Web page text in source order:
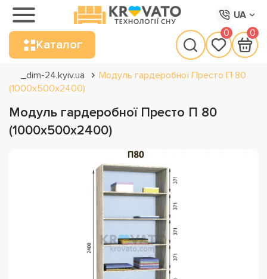
UA
Каталог
0 0
_dim-24.kyiv.ua
Модуль гардеробної Престо П 80
(1000х500х2400)
Модуль гардеробної Престо П 80
(1000х500х2400)